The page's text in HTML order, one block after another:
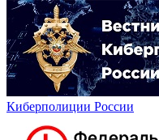
Киберполиции России